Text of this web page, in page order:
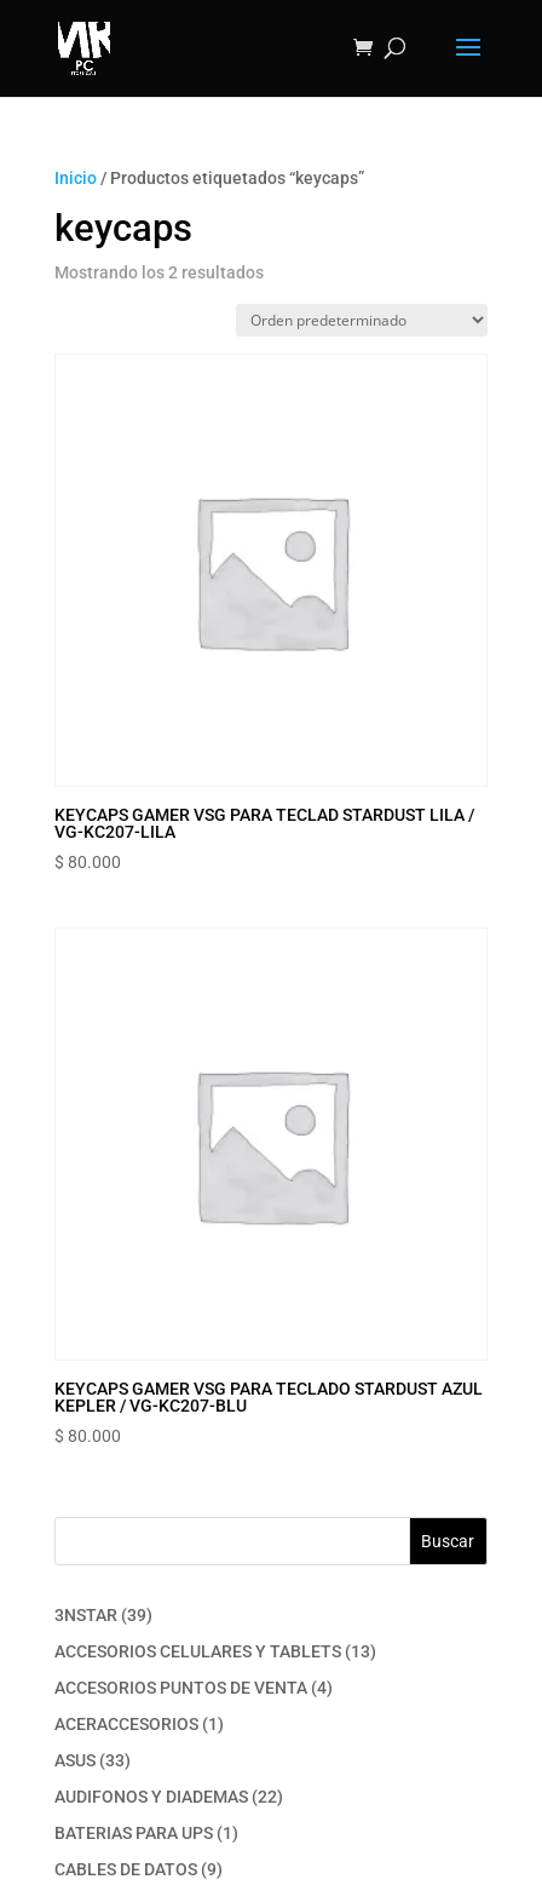
Inicio/ Productos etiquetados “keycaps”
keycaps
Mostrando los 2 resultados
KEYCAPS GAMER VSG PARA TECLAD STARDUST LILA /
VG-KC207-LILA
$ 80.000
KEYCAPS GAMER VSG PARA TECLADO STARDUST AZUL
KEPLER / VG-KC207-BLU
$ 80.000
Buscar
3NSTAR 3939
productos
ACCESORIOS CELULARES Y TABLETS 1313
ACCESORIOS PUNTOS DE VENTA 44
ACERACCESORIOS 11
ASUS 3333
productos
AUDIFONOS Y DIADEMAS 2222
BATERIAS PARA UPS 11
CABLES DE DATOS 99